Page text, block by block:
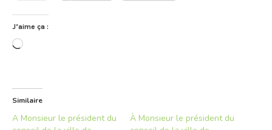
J’aime ça :
Chargement…
Similaire
A Monsieur le président du
À Monsieur le président du